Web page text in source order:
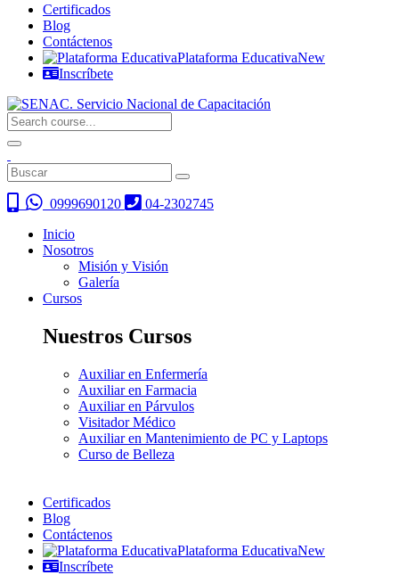
Certificados
Blog
Contáctenos
Plataforma EducativaNew
Inscríbete
0999690120
04-2302745
Inicio
Nosotros
Misión y Visión
Galería
Cursos
Nuestros Cursos
Auxiliar en Enfermería
Auxiliar en Farmacia
Auxiliar en Párvulos
Visitador Médico
Auxiliar en Mantenimiento de PC y Laptops
Curso de Belleza
Certificados
Blog
Contáctenos
Plataforma EducativaNew
Inscríbete